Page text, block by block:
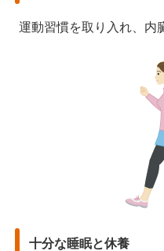
運動習慣を取り入れ、内
十分な睡眠と休養